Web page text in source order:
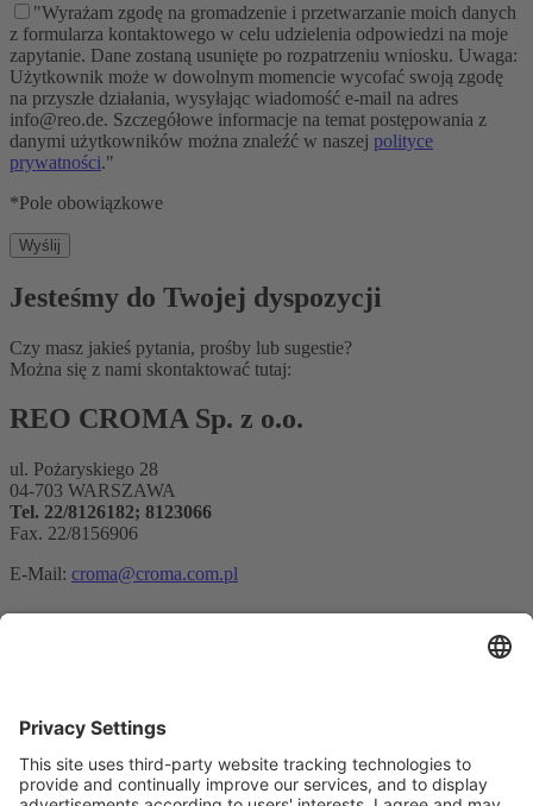
"Wyrażam zgodę na gromadzenie i przetwarzanie moich danych
z formularza kontaktowego w celu udzielenia odpowiedzi na moje
zapytanie. Dane zostaną usunięte po rozpatrzeniu wniosku. Uwaga:
Użytkownik może w dowolnym momencie wycofać swoją zgodę
na przyszłe działania, wysyłając wiadomość e-mail na adres
info@reo.de. Szczegółowe informacje na temat postępowania z
danymi użytkowników można znaleźć w naszej polityce
prywatności."
*Pole obowiązkowe
Jesteśmy do Twojej dyspozycji
Czy masz jakieś pytania, prośby lub sugestie?
Można się z nami skontaktować tutaj:
REO CROMA Sp. z o.o.
ul. Pożaryskiego 28
04-703 WARSZAWA
Tel. 22/8126182; 8123066
Fax. 22/8156906
E-Mail: croma@croma.com.pl
Tak, potwierdzam, że chcę otrzymywać biuletyn informacyjny